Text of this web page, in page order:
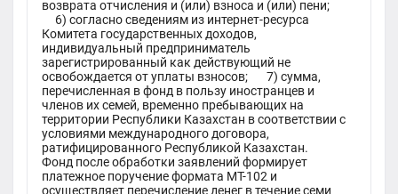
возврата отчисления и (или) взноса и (или) пени;
6) согласно сведениям из интернет-ресурса
Комитета государственных доходов,
индивидуальный предприниматель
зарегистрированный как действующий не
освобождается от уплаты взносов; 7) сумма,
перечисленная в фонд в пользу иностранцев и
членов их семей, временно пребывающих на
территории Республики Казахстан в соответствии с
условиями международного договора,
ратифицированного Республикой Казахстан.
Фонд после обработки заявлений формирует
платежное поручение формата МТ-102 и
осуществляет перечисление денег в течение семи